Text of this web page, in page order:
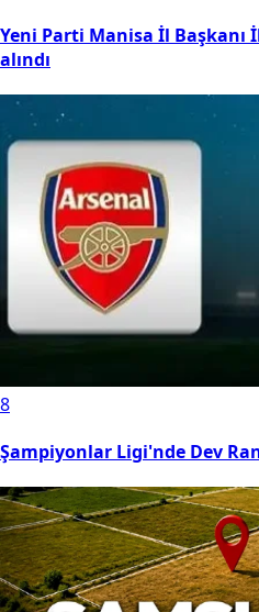
Yeni Parti Manisa İl Başkanı
alındı
8
Şampiyonlar Ligi'nde Dev